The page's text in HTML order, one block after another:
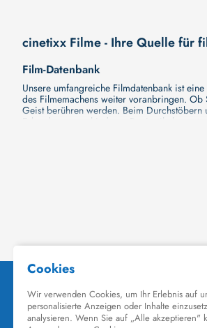
cinetixx Filme - Ihre Quelle für
Film-Datenbank
Unsere umfangreiche Filmdatenbank ist
des Filmemachens weiter voranbringen.
Geist berühren werden. Beim
Erkundung verschiedener Regiestile
Hollywood-Hits findet. Natürlich gibt es
hinzufügen. Mit uns können Sie Ihr
Datenbank mit Schauspielern zu erkunden
Kino-Datenbank
Planen Sie bald einen Kinobesuch? Ob
Kinodatenbank finden Sie alle